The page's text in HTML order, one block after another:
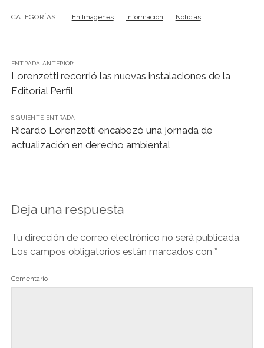
CATEGORÍAS: En Imágenes Información Noticias
ENTRADA ANTERIOR:
Lorenzetti recorrió las nuevas instalaciones de la
Editorial Perfil
SIGUIENTE ENTRADA
Ricardo Lorenzetti encabezó una jornada de
actualización en derecho ambiental
Deja una respuesta
Tu dirección de correo electrónico no será publicada.
Los campos obligatorios están marcados con *
Comentario